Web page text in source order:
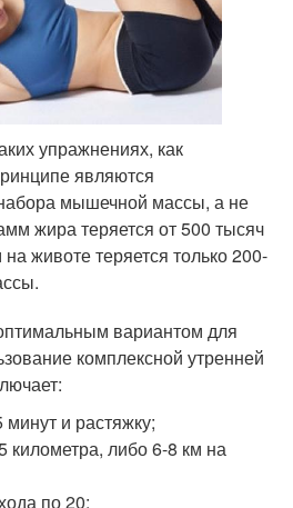
упражнениях, как
являются
мышечной массы, а не
жира теряется от 500 тысяч
животе теряется только 200-
вариантом для
комплексной утренней
минут и растяжку;
либо 6-8 км на
по 20;